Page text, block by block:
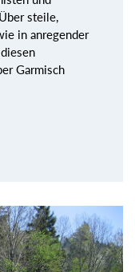
steile,
in anregender
Garmisch